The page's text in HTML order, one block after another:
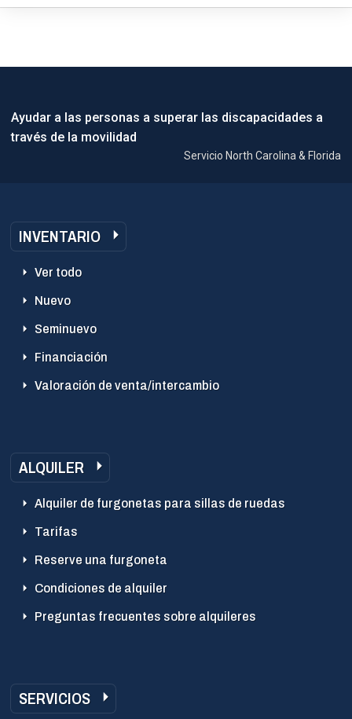
Ayudar a las personas a superar las discapacidades a
través de la movilidad
Servicio North Carolina & Florida
INVENTARIO
Ver todo
Nuevo
Seminuevo
Financiación
Valoración de venta/intercambio
ALQUILER
Alquiler de furgonetas para sillas de ruedas
Tarifas
Reserve una furgoneta
Condiciones de alquiler
Preguntas frecuentes sobre alquileres
SERVICIOS